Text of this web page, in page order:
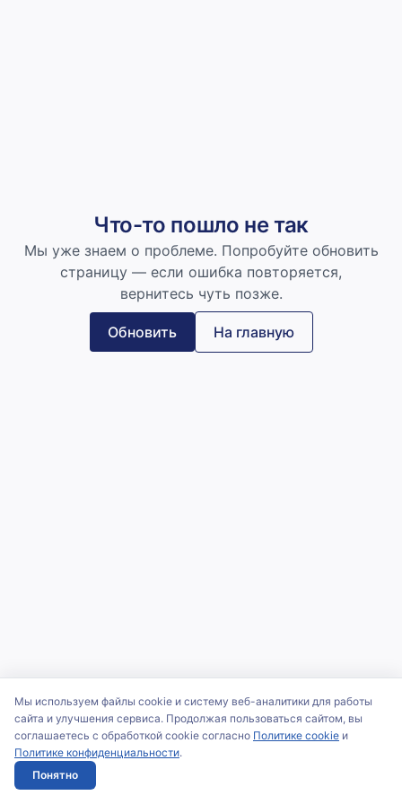
Что-то пошло не так
Мы уже знаем о проблеме. Попробуйте обновить
страницу — если ошибка повторяется,
вернитесь чуть позже.
Обновить На главную
Мы используем файлы cookie и систему веб-аналитики для работы
сайта и улучшения сервиса. Продолжая пользоваться сайтом, вы
соглашаетесь с обработкой cookie согласно Политике cookie и
Политике конфиденциальности.
Понятно